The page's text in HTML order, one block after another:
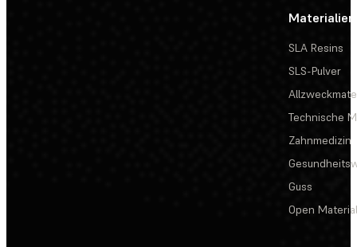
Materialien
SLA Resins
SLS-Pulver
Technische
Zahnmedizin
Guss
Open